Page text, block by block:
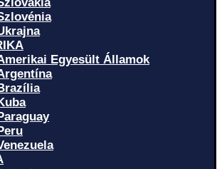
Egyesült Államok